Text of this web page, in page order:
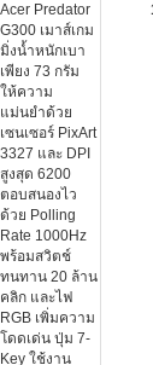
Acer Predator
G300 เมาส์เกม
มิ่งน้ำหนักเบา
เพียง 73 กรัม
ให้ความ
แม่นยำด้วย
เซนเซอร์ PixArt
3327 และ DPI
สูงสุด 6200
ตอบสนองไว
ด้วย Polling
Rate 1000Hz
พร้อมสวิตช์
ทนทาน 20 ล้าน
คลิก และไฟ
RGB เพิ่มความ
โดดเด่น ปุ่ม 7-
Key ใช้งาน